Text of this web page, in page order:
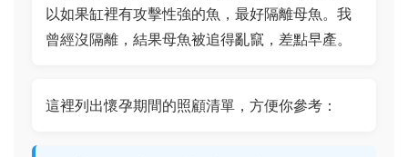
以如果缸裡有攻擊性強的魚，最好隔離母魚。我
曾經沒隔離，結果母魚被追得亂竄，差點早產。
這裡列出懷孕期間的照顧清單，方便你參考：